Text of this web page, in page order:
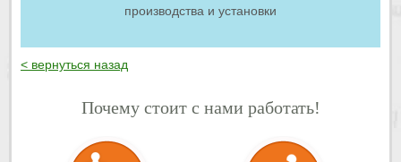
производства и установки
< вернуться назад
Почему стоит с нами работать!